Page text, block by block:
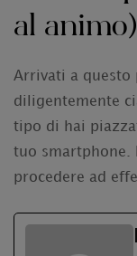
al animo)
Arrivati a questo
diligentemente
tipo di hai
tuo smartphone.
procedere ad